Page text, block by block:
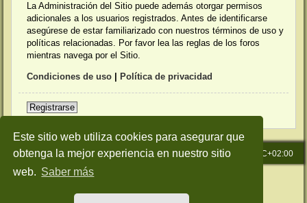
Este sitio web utiliza cookies para asegurar que
obtenga la mejor experiencia en nuestro sitio
web. Saber más
La Administración del Sitio puede además otorgar permisos
adicionales a los usuarios registrados. Antes de identificarse
asegúrese de estar familiarizado con nuestros términos de uso y
políticas relacionadas. Por favor lea las reglas de los foros
mientras navega por el Sitio.
Condiciones de uso Política de privacidad
Registrarse
Inicio Índice general Todos los horarios son UTC+02:00
Desarrollado porphpBB